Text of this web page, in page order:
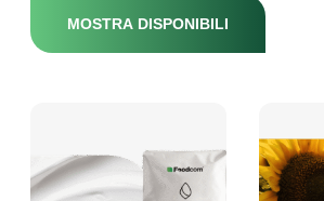
MOSTRA DISPONIBILI